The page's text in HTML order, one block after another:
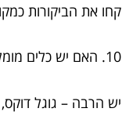
קחו את הביקורות
10. האם יש כלים מומלצים לכתיבה?
יש הרבה – גוגל דוקס,